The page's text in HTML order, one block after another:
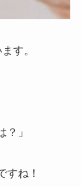
す。
？」
すね！